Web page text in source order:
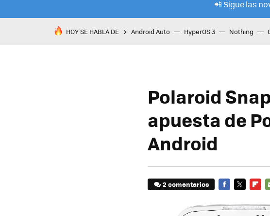
📲 Sigue las
HOY SE HABLA DE Android Auto HyperOS 3 Nothing
Polaroid
apuesta de
Android
2 comentarios